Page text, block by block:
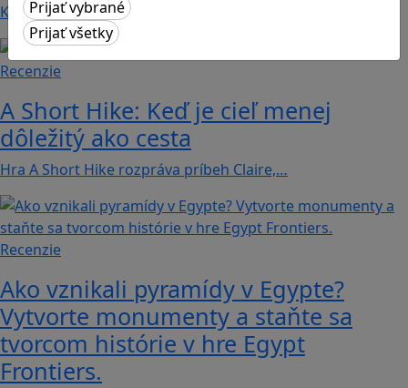
Kerbal Space Program je detailná a pútavá…
Recenzie
A Short Hike: Keď je cieľ menej
dôležitý ako cesta
Hra A Short Hike rozpráva príbeh Claire,…
Recenzie
Ako vznikali pyramídy v Egypte?
Vytvorte monumenty a staňte sa
tvorcom histórie v hre Egypt
Frontiers.